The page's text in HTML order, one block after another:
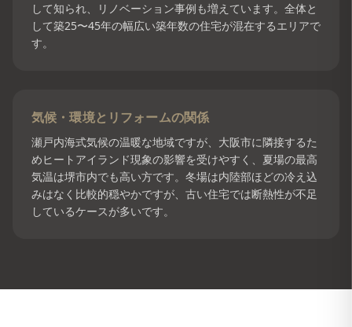
して知られ、リノベーション事例も増えています。全体と
して築25〜45年の幅広い築年数の住宅が混在するエリアで
す。
気候・環境とリフォームの関係
瀬戸内海式気候の温暖な地域ですが、大阪市に隣接するた
めヒートアイランド現象の影響を受けやすく、夏場の最高
気温は堺市内でも高い方です。冬場は内陸部ほどの冷え込
みはなく比較的穏やかですが、古い住宅では断熱性が不足
しているケースが多いです。